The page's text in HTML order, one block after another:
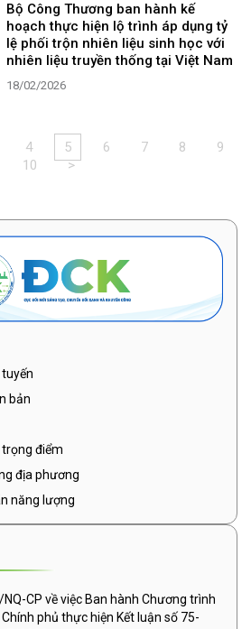
Bộ Công Thương ban hành kế
hoạch thực hiện lộ trình áp dụng tỷ
lệ phối trộn nhiên liệu sinh học với
nhiên liệu truyền thống tại Việt Nam
18/02/2026
4 5 6 7 8
9
10
>
bản
điểm
địa phương
năng lượng
CP về việc Ban hành Chương trình
phủ thực hiện Kết luận số 75-